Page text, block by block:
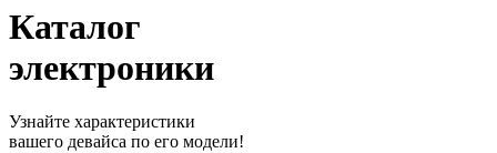
Каталог
электроники
Узнайте характеристики
вашего девайса по его модели!